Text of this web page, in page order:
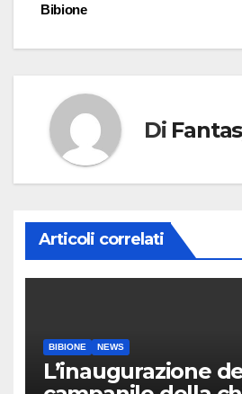
Bibione
Di
Articoli correlati
BIBIONE NEWS
L’inaugurazione